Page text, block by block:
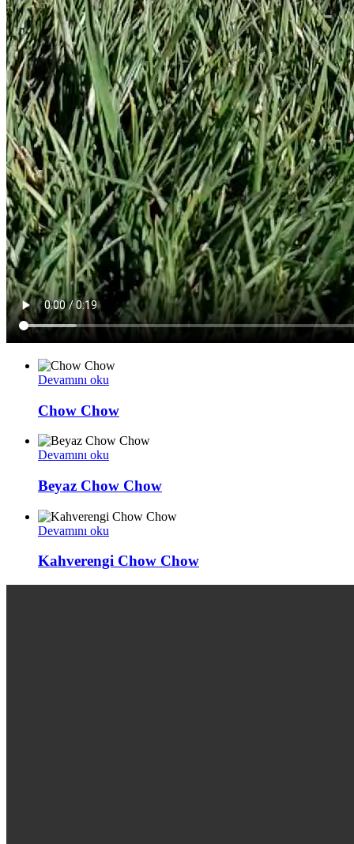
Devamını oku
Chow Chow
Devamını oku
Beyaz Chow Chow
Devamını oku
Kahverengi Chow Chow